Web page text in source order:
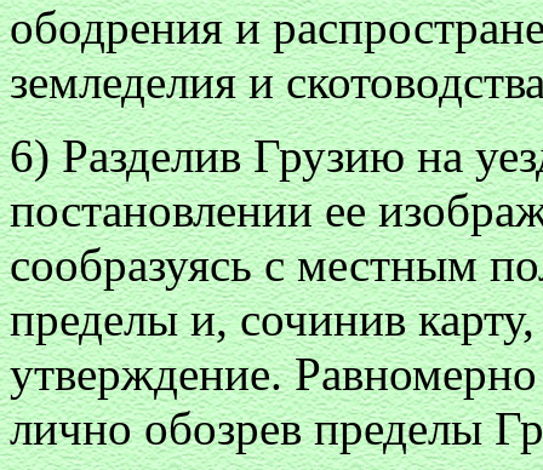
ободрения и
земледелия и
6) Разделив Грузию на
постановлении ее
сообразуясь с местным
пределы и, сочинив
утверждение.
лично обозрев пределы